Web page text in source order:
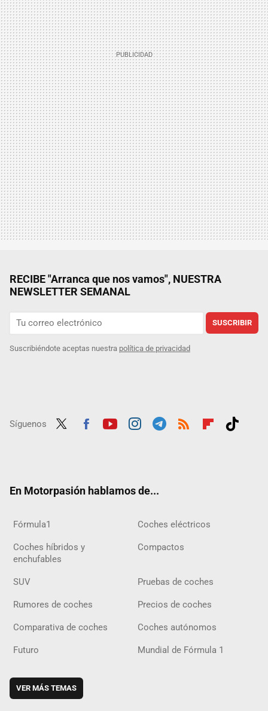
RECIBE "Arranca que nos vamos", NUESTRA
NEWSLETTER SEMANAL
SUSCRIBIR
Suscribiéndote aceptas nuestra política de privacidad
Síguenos
En Motorpasión hablamos de...
Fórmula1 Coches eléctricos
Coches híbridos y
enchufables
Compactos
SUV Pruebas de coches
Rumores de coches Precios de coches
Comparativa de coches Coches autónomos
Futuro Mundial de Fórmula 1
VER MÁS TEMAS